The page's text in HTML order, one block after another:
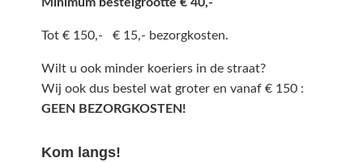
Tot € 150,- € 15,- bezorgkosten.
Wilt u ook minder koeriers in de straat?
Wij ook dus bestel wat groter en vanaf € 150 :
GEEN BEZORGKOSTEN!
Kom langs!